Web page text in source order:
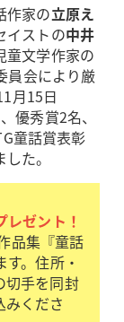
作家の立原え
イストの中井
童文学作家の
員会により厳
月15日
優秀賞2名、
童話賞表彰
た。
レゼント！
品集『童話
。住所・
切手を同封
くださ